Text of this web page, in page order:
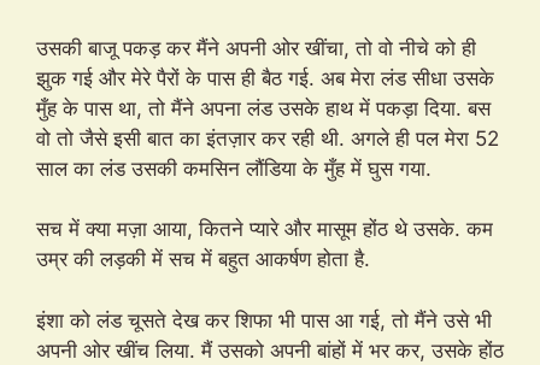
उसकी बाजू पकड़ कर मैंने अपनी ओर खींचा, तो वो नीचे को ही
झुक गई और मेरे पैरों के पास ही बैठ गई. अब मेरा लंड सीधा उसके
मुँह के पास था, तो मैंने अपना लंड उसके हाथ में पकड़ा दिया. बस
वो तो जैसे इसी बात का इंतज़ार कर रही थी. अगले ही पल मेरा 52
साल का लंड उसकी कमसिन लौंडिया के मुँह में घुस गया.
सच में क्या मज़ा आया, कितने प्यारे और मासूम होंठ थे उसके. कम
उम्र की लड़की में सच में बहुत आकर्षण होता है.
इंशा को लंड चूसते देख कर शिफा भी पास आ गई, तो मैंने उसे भी
अपनी ओर खींच लिया. मैं उसको अपनी बांहों में भर कर, उसके होंठ